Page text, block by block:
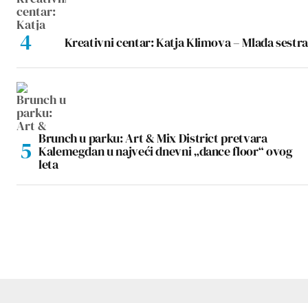
Kreativni centar: Katja Klimova – Mlađa sestra
Brunch u parku: Art & Mix District pretvara
Kalemegdan u najveći dnevni „dance floor“ ovog
leta